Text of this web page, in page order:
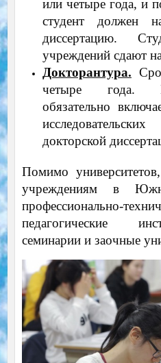
или четыре года, и
студент должен
диссертацию.
учреждений сдают
Докторантура.
четыре года.
обязательно
докторской
Помимо
учреждениям в
профессионально-
педагогические
семинарии и заочные